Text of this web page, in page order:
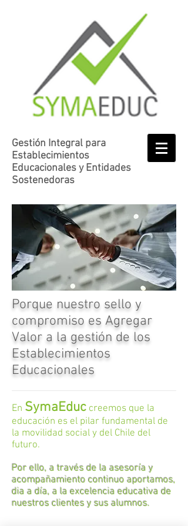
Gestión Integral para
Establecimientos
Educacionales y Entidades
Sostenedoras
Porque nuestro sello y
compromiso es Agregar
Valor a la gestión de los
Establecimientos
Educacionales
En SymaEduc creemos que la
educación es el pilar fundamental de
la movilidad social y del Chile del
futuro.
Por ello, a través de la asesoría y
acompañamiento continuo aportamos,
dia a día, a la excelencia educativa de
nuestros clientes y sus alumnos.